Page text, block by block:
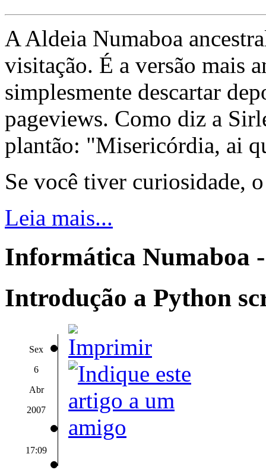
A Aldeia Numaboa
visitação. É a versão mais
simplesmente descartar
pageviews. Como diz a
plantão: "Misericórdia, ai
Se você tiver curiosidade,
Leia mais...
Informática Numaboa
Introdução a Python
Sex
6
Abr
2007
17:09